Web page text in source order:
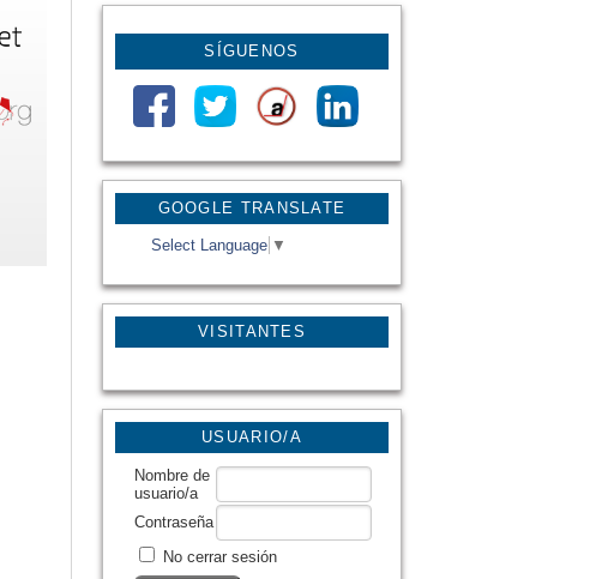
GOOGLE TRANSLATE
Select Language ▼
VISITANTES
SÍGUENOS
USUARIO/A
Nombre de
usuario/a
Contraseña
No cerrar sesión